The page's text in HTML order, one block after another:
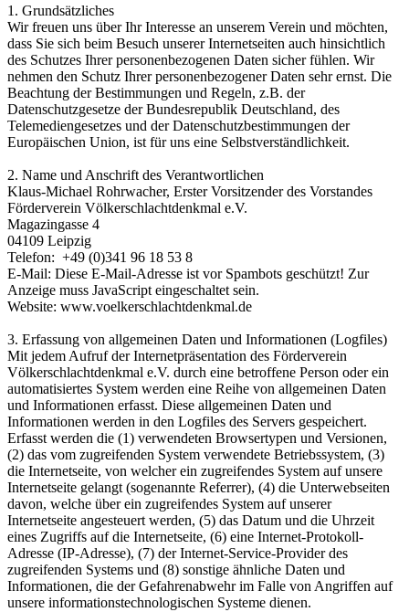
1. Grundsätzliches
Wir freuen uns über Ihr Interesse an unserem Verein und möchten,
dass Sie sich beim Besuch unserer Internetseiten auch hinsichtlich
des Schutzes Ihrer personenbezogenen Daten sicher fühlen. Wir
nehmen den Schutz Ihrer personenbezogener Daten sehr ernst. Die
Beachtung der Bestimmungen und Regeln, z.B. der
Datenschutzgesetze der Bundesrepublik Deutschland, des
Telemediengesetzes und der Datenschutzbestimmungen der
Europäischen Union, ist für uns eine Selbstverständlichkeit.
2. Name und Anschrift des Verantwortlichen
Klaus-Michael Rohrwacher, Erster Vorsitzender des Vorstandes
Förderverein Völkerschlachtdenkmal e.V.
Magazingasse 4
04109 Leipzig
Telefon: +49 (0)341 96 18 53 8
E-Mail: Diese E-Mail-Adresse ist vor Spambots geschützt! Zur
Anzeige muss JavaScript eingeschaltet sein.
Website: www.voelkerschlachtdenkmal.de
3. Erfassung von allgemeinen Daten und Informationen (Logfiles)
Mit jedem Aufruf der Internetpräsentation des Förderverein
Völkerschlachtdenkmal e.V. durch eine betroffene Person oder ein
automatisiertes System werden eine Reihe von allgemeinen Daten
und Informationen erfasst. Diese allgemeinen Daten und
Informationen werden in den Logfiles des Servers gespeichert.
Erfasst werden die (1) verwendeten Browsertypen und Versionen,
(2) das vom zugreifenden System verwendete Betriebssystem, (3)
die Internetseite, von welcher ein zugreifendes System auf unsere
Internetseite gelangt (sogenannte Referrer), (4) die Unterwebseiten
davon, welche über ein zugreifendes System auf unserer
Internetseite angesteuert werden, (5) das Datum und die Uhrzeit
eines Zugriffs auf die Internetseite, (6) eine Internet-Protokoll-
Adresse (IP-Adresse), (7) der Internet-Service-Provider des
zugreifenden Systems und (8) sonstige ähnliche Daten und
Informationen, die der Gefahrenabwehr im Falle von Angriffen auf
unsere informationstechnologischen Systeme dienen.